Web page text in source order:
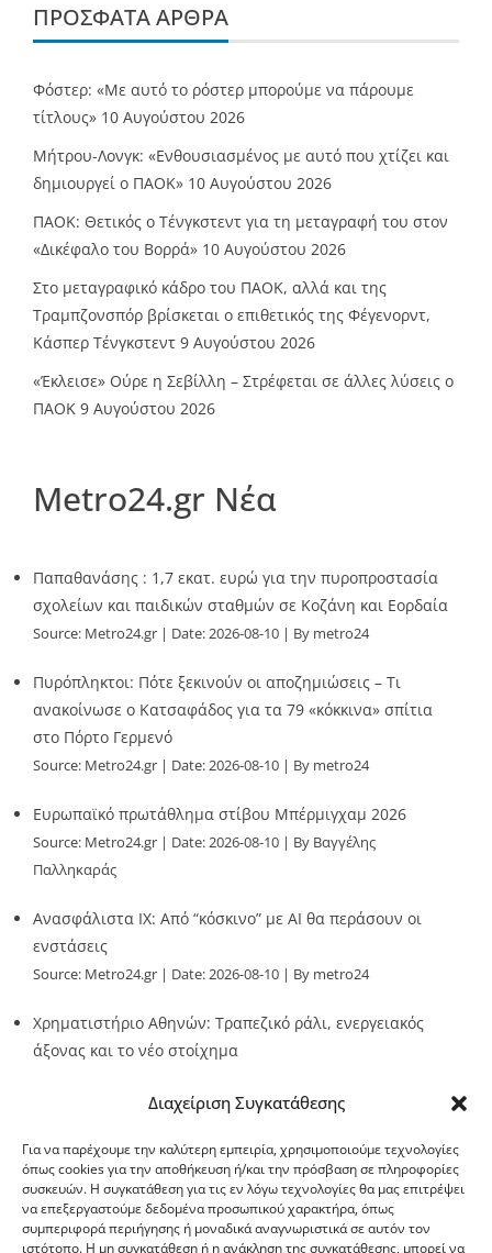
Διαχείριση Συγκατάθεσης
Για να παρέχουμε την καλύτερη εμπειρία, χρησιμοποιούμε τεχνολογίες
όπως cookies για την αποθήκευση ή/και την πρόσβαση σε πληροφορίες
συσκευών. Η συγκατάθεση για τις εν λόγω τεχνολογίες θα μας επιτρέψει
να επεξεργαστούμε δεδομένα προσωπικού χαρακτήρα, όπως
συμπεριφορά περιήγησης ή μοναδικά αναγνωριστικά σε αυτόν τον
ιστότοπο. Η μη συγκατάθεση ή η ανάκληση της συγκατάθεσης, μπορεί να
ΠΡΌΣΦΑΤΑ ΆΡΘΡΑ
Φόστερ: «Με αυτό το ρόστερ μπορούμε να πάρουμε
τίτλους» 10 Αυγούστου 2026
Μήτρου-Λονγκ: «Ενθουσιασμένος με αυτό που χτίζει και
δημιουργεί ο ΠΑΟΚ» 10 Αυγούστου 2026
ΠΑΟΚ: Θετικός ο Τένγκστεντ για τη μεταγραφή του στον
«Δικέφαλο του Βορρά» 10 Αυγούστου 2026
Στο μεταγραφικό κάδρο του ΠΑΟΚ, αλλά και της
Τραμπζονσπόρ βρίσκεται ο επιθετικός της Φέγενορντ,
Κάσπερ Τένγκστεντ 9 Αυγούστου 2026
«Έκλεισε» Ούρε η Σεβίλλη – Στρέφεται σε άλλες λύσεις ο
ΠΑΟΚ 9 Αυγούστου 2026
Metro24.gr Νέα
Παπαθανάσης : 1,7 εκατ. ευρώ για την πυροπροστασία
σχολείων και παιδικών σταθμών σε Κοζάνη και Εορδαία
Source: Metro24.gr Date: 2026-08-10 By metro24
Πυρόπληκτοι: Πότε ξεκινούν οι αποζημιώσεις – Τι
ανακοίνωσε ο Κατσαφάδος για τα 79 «κόκκινα» σπίτια
στο Πόρτο Γερμενό
Source: Metro24.gr Date: 2026-08-10 By metro24
Ευρωπαϊκό πρωτάθλημα στίβου Μπέρμιγχαμ 2026
Source: Metro24.gr Date: 2026-08-10
By Βαγγέλης
Παλληκαράς
Ανασφάλιστα ΙΧ: Από “κόσκινο” με AI θα περάσουν οι
ενστάσεις
Source: Metro24.gr Date: 2026-08-10 By metro24
Χρηματιστήριο Αθηνών: Τραπεζικό ράλι, ενεργειακός
άξονας και το νέο στοίχημα
G-point.gr